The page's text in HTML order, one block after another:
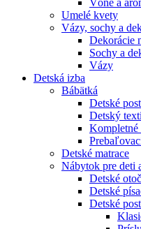
Umelé kvety
Vázy, sochy a
Dekorácie
Sochy a
Vázy
Detská izba
Bábätká
Detské
Detský
Kompletné
Detské matrace
Nábytok pre deti
Detské
Detské
Detské